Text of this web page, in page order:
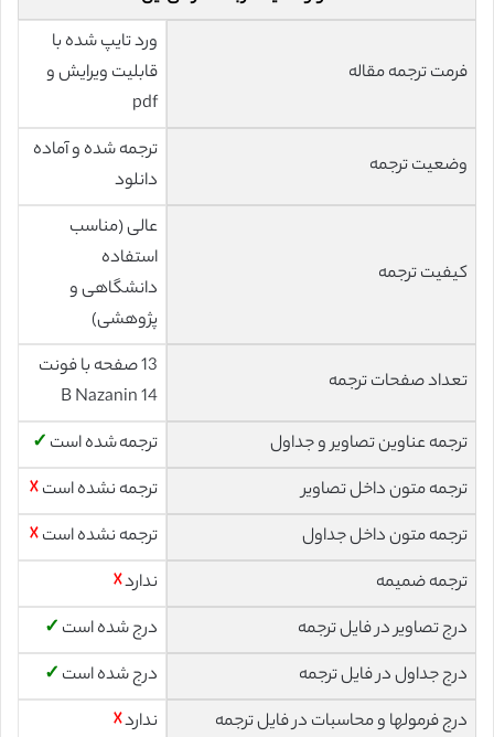
فرمت ترجمه مقاله
ورد تایپ شده با
قابلیت ویرایش و
pdf
وضعیت ترجمه
ترجمه شده و آماده
دانلود
کیفیت ترجمه
عالی (مناسب
استفاده
دانشگاهی و
پژوهشی)
تعداد صفحات ترجمه
13 صفحه با فونت
14 B Nazanin
ترجمه عناوین تصاویر و جداول
ترجمه شده است ✓
ترجمه متون داخل تصاویر
ترجمه نشده است☓
ترجمه متون داخل جداول
ترجمه نشده است☓
ترجمه ضمیمه
ندارد☓
درج تصاویر در فایل ترجمه
درج شده است ✓
درج جداول در فایل ترجمه
درج شده است ✓
درج فرمولها و محاسبات در فایل ترجمه
ندارد☓